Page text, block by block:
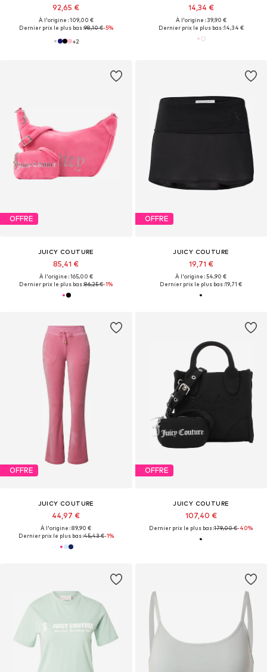
92,65 €
À l'origine : 109,00 €
Dernier prix le plus bas :98,10 €-5%
+2
14,34 €
À l'origine : 39,90 €
Dernier prix le plus bas :14,34 €
OFFRE
JUICY COUTURE
85,41 €
À l'origine : 165,00 €
Dernier prix le plus bas :86,25 €-1%
OFFRE
JUICY COUTURE
19,71 €
À l'origine : 54,90 €
Dernier prix le plus bas :19,71 €
OFFRE
JUICY COUTURE
44,97 €
À l'origine : 89,90 €
Dernier prix le plus bas :45,43 €-1%
OFFRE
JUICY COUTURE
107,40 €
Dernier prix le plus bas :179,00 €-40%